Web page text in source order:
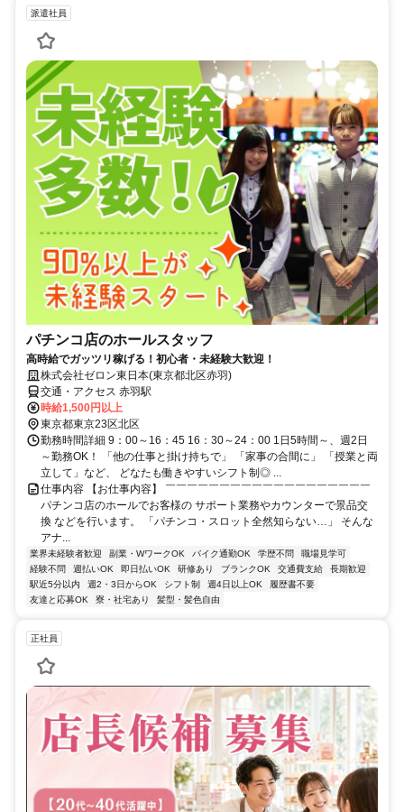
派遣社員
パチンコ店のホールスタッフ
高時給でガッツリ稼げる！初心者・未経験大歓迎！
株式会社ゼロン東日本(東京都北区赤羽)
交通・アクセス 赤羽駅
時給1,500円以上
東京都東京23区北区
勤務時間詳細 9：00～16：45 16：30～24：00 1日5時間～、週2日
～勤務OK！ 「他の仕事と掛け持ちで」 「家事の合間に」 「授業と両
立して」など、 どなたも働きやすいシフト制◎ ...
仕事内容 【お仕事内容】 ￣￣￣￣￣￣￣￣￣￣￣￣￣￣￣￣￣￣￣
パチンコ店のホールでお客様の サポート業務やカウンターで景品交
換 などを行います。 「パチンコ・スロット全然知らない…」 そんな
アナ...
業界未経験者歓迎 副業・WワークOK バイク通勤OK 学歴不問
職場見学可
経験不問
週払いOK 即日払いOK 研修あり ブランクOK 交通費支給
長期歓迎
駅近5分以内
週2・3日からOK シフト制 週4日以上OK
履歴書不要
友達と応募OK
寮・社宅あり 髪型・髪色自由
正社員